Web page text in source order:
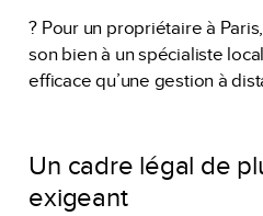
? Pour un propriétaire à
son bien à un spécialiste
efficace qu’une gestion à
Un cadre légal de
exigeant